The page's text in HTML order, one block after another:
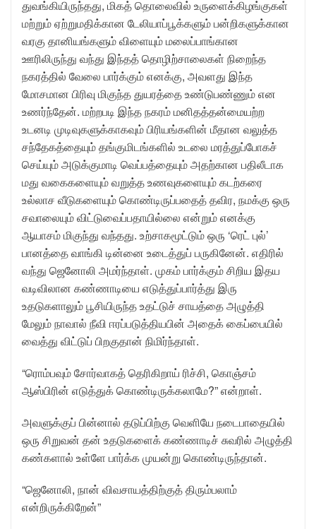
துவங்கியிருந்தது, மிகத் தொலைவில் உருளைக்கிழங்குகள்
மற்றும் ஏற்றுமதிக்கான டேலியாப்பூக்களும் பன்றிகளுக்கான
வரகு தானியங்களும் விளையும் மலைப்பாங்கான
ஊரிலிருந்து வந்து இந்தத் தொழிற்சாலைகள் நிறைந்த
நகரத்தில் வேலை பார்க்கும் எனக்கு, அவளது இந்த
மோசமான பிரிவு மிகுந்த துயரத்தை உண்டுபண்ணும் என
உணர்ந்தேன். மற்றபடி இந்த நகரம் மனிதத்தன்மையற்ற
உடனடி முடிவுகளுக்காகவும் பிரியங்களின் மீதான வலுத்த
சந்தேகத்தையும் தங்குமிடங்களில் உடலை மரத்துப்போகச்
செய்யும் அடுக்குமாடி வெப்பத்தையும் அதற்கான பதிலீடாக
மது வகைகளையும் வறுத்த உணவுகளையும் கடற்கரை
உல்லாச வீடுகளையும் கொண்டிருப்பதைத் தவிர, நமக்கு ஒரு
சவாலையும் விட்டுவைப்பதாயில்லை என்றும் எனக்கு
ஆயாசம் மிகுந்து வந்தது. உற்சாகமூட்டும் ஒரு ‘ரெட் புல்’
பானத்தை வாங்கி டின்னை உடைத்துப் பருகினேன். எதிரில்
வந்து ஜெனோலி அமர்ந்தாள். முகம் பார்க்கும் சிறிய இதய
வடிவிலான கண்ணாடியை எடுத்துப்பார்த்து இரு
உதடுகளாலும் பூசியிருந்த உதட்டுச் சாயத்தை அழுத்தி
மேலும் நாவால் நீவி ஈரப்படுத்தியபின் அதைக் கைப்பையில்
வைத்து விட்டுப் பிறகுதான் நிமிர்ந்தாள்.
“ரொம்பவும் சோர்வாகத் தெரிகிறாய் ரிச்சி, கொஞ்சம்
ஆஸ்பிரின் எடுத்துக் கொண்டிருக்கலாமே?” என்றாள்.
அவளுக்குப் பின்னால் தடுப்பிற்கு வெளியே நடைபாதையில்
ஒரு சிறுவன் தன் உதடுகளைக் கண்ணாடிச் சுவரில் அழுத்தி
கண்களால் உள்ளே பார்க்க முயன்று கொண்டிருந்தான்.
“ஜெனோலி, நான் விவசாயத்திற்குத் திரும்பலாம்
என்றிருக்கிறேன்”